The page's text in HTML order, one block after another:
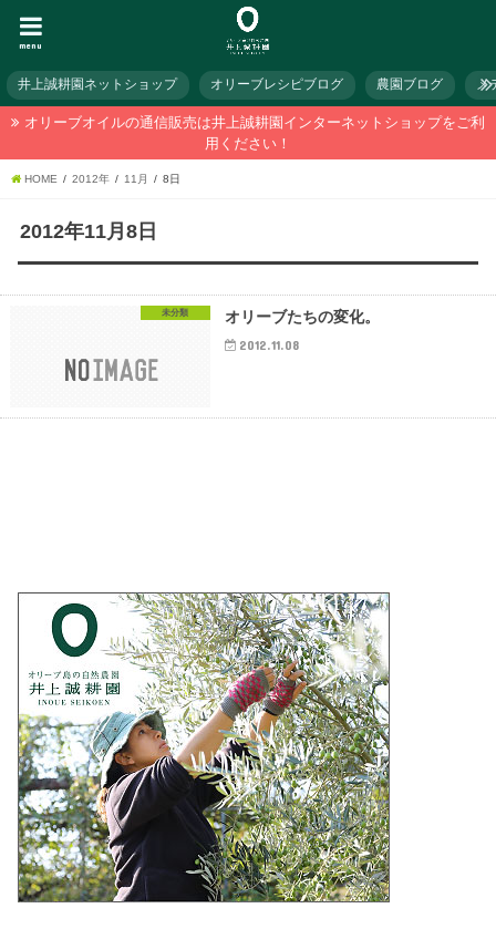
menu
井上誠耕園ネットショップ オリーブレシピブログ 農園ブログ メ
オリーブオイルの通信販売は井上誠耕園インターネットショップをご利
用ください！
HOME 2012年 11月 8日
2012年11月8日
未分類 オリーブたちの変化。
2012.11.08